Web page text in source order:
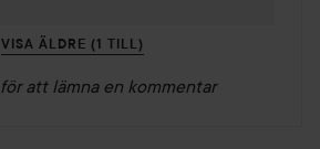
VISA ÄLDRE (1 TILL)
för att lämna en kommentar